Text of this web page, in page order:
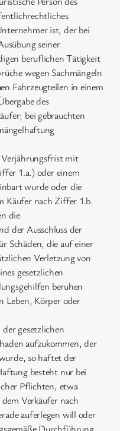
ist, der bei
seiner
beruflichen Tätigkeit
wegen Sachmängeln
Fahrzeugteilen in einem
des
bei gebrauchten
Verjährungsfrist mit
1.a.) oder einem
wurde oder die
Käufer nach Ziffer 1.b.
die
der Ausschluss der
Schäden, die auf einer
Verletzung von
gesetzlichen
beruhen
Leben, Körper oder
gesetzlichen
aufzukommen, der
so haftet der
besteht nur bei
Pflichten, etwa
Verkäufer nach
auferlegen will oder